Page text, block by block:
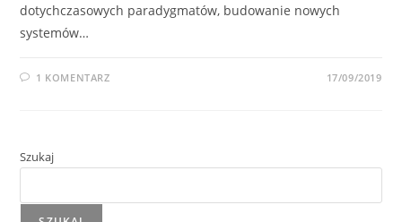
dotychczasowych paradygmatów, budowanie nowych
systemów…
1 KOMENTARZ 17/09/2019
Szukaj